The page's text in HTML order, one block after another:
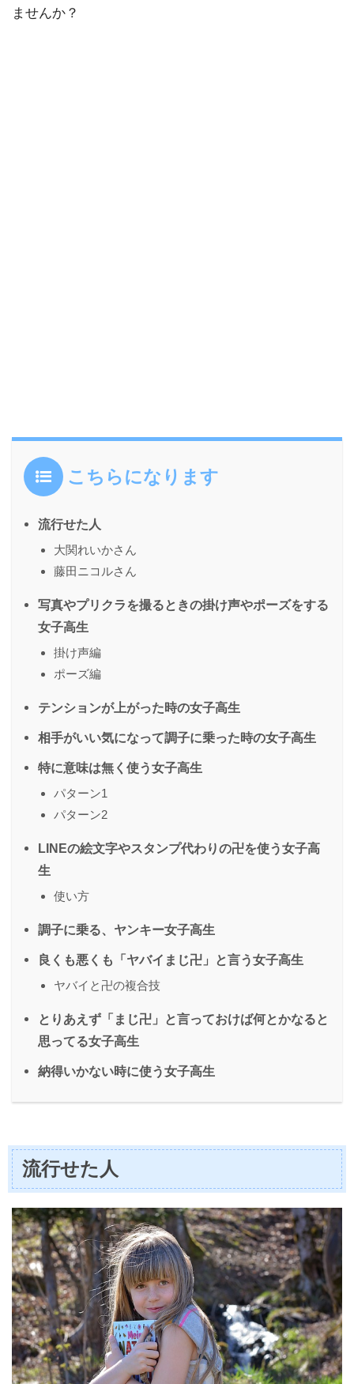
ませんか？
こちらになります
流行せた人
大関れいかさん
藤田ニコルさん
写真やプリクラを撮るときの掛け声やポーズをする
女子高生
掛け声編
ポーズ編
テンションが上がった時の女子高生
相手がいい気になって調子に乗った時の女子高生
特に意味は無く使う女子高生
パターン1
パターン2
LINEの絵文字やスタンプ代わりの卍を使う女子高
生
使い方
調子に乗る、ヤンキー女子高生
良くも悪くも「ヤバイまじ卍」と言う女子高生
ヤバイと卍の複合技
とりあえず「まじ卍」と言っておけば何とかなると
思ってる女子高生
納得いかない時に使う女子高生
流行せた人